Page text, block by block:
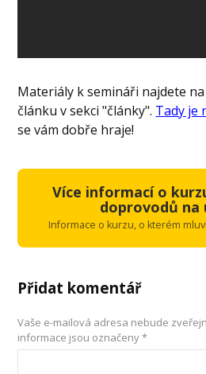
Materiály k semináři najdete
článku v sekci "články". Tady je
se vám dobře hraje!
Více informací o
doprovodů na
Informace o kurzu, o kterém
Přidat komentář
Vaše e-mailová adresa nebude
informace jsou označeny*